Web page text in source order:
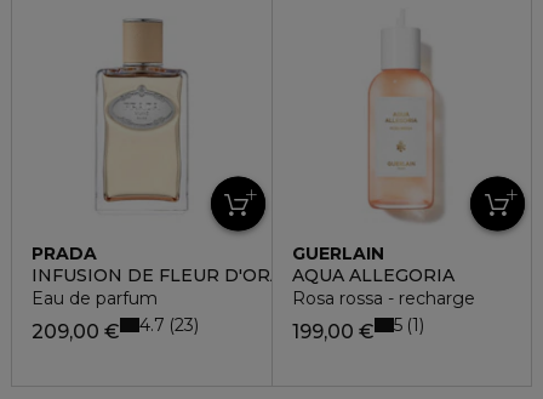
PRADA
INFUSION DE FLEUR D'ORANGER
Eau de parfum
209,00 € 4.7 23
GUERLAIN
AQUA ALLEGORIA
Rosa rossa - recharge
199,00 € 5 1